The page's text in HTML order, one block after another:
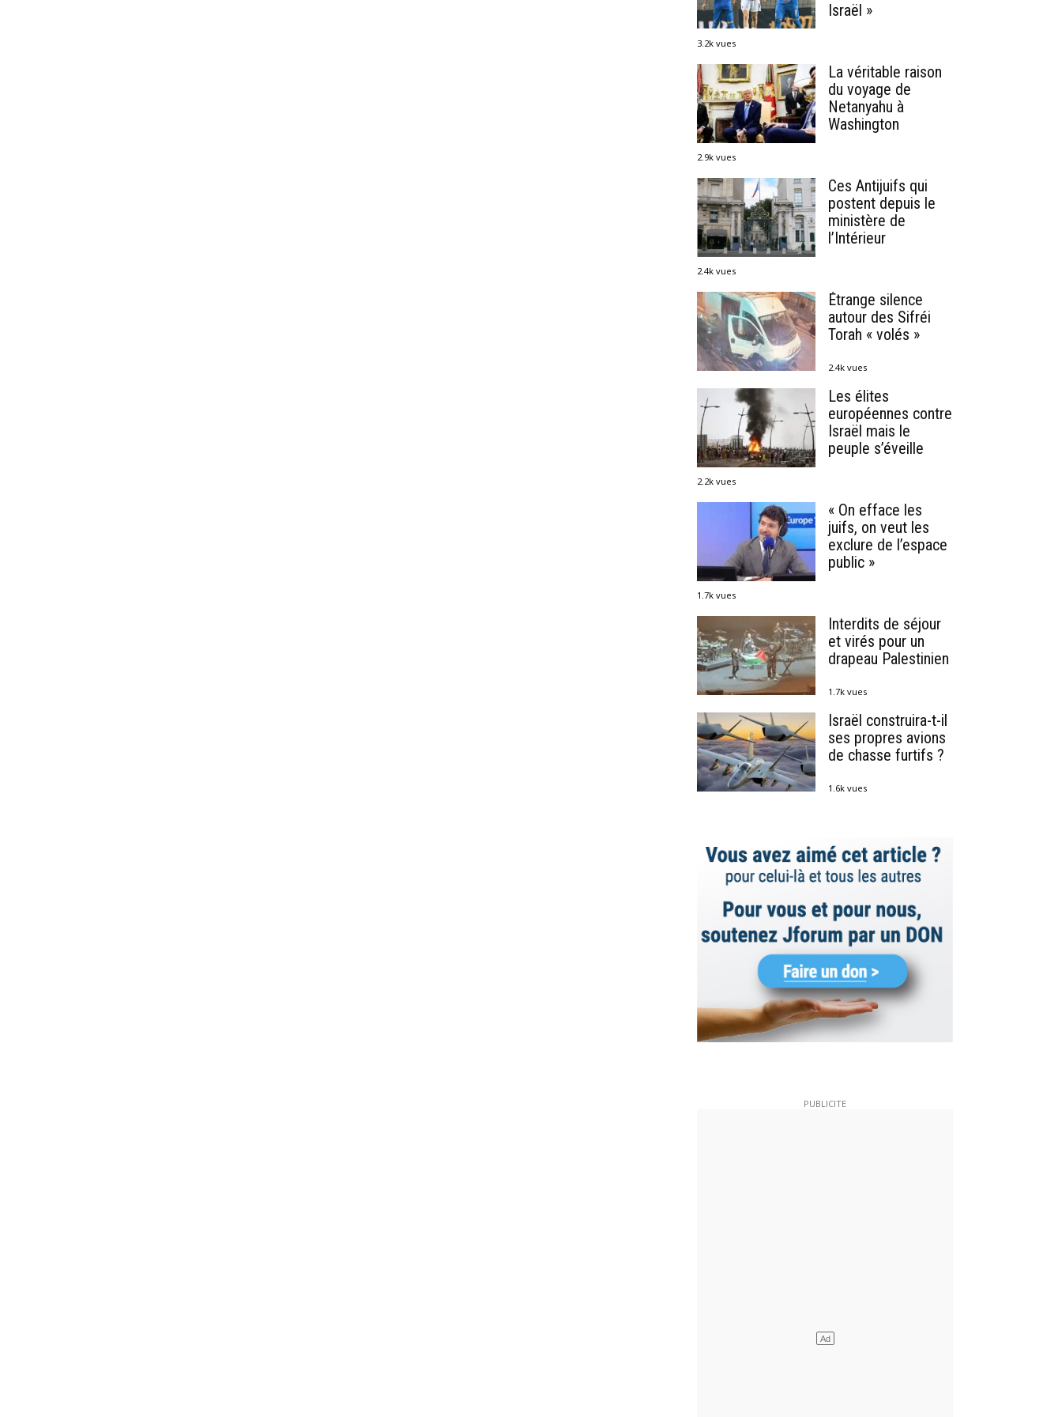
Israël »
3.2k vues
La véritable raison
du voyage de
Netanyahu à
Washington
2.9k vues
Ces Antijuifs qui
postent depuis le
ministère de
l’Intérieur
2.4k vues
Étrange silence
autour des Sifréi
Torah « volés »
2.4k vues
Les élites
européennes contre
Israël mais le
peuple s’éveille
2.2k vues
« On efface les
juifs, on veut les
exclure de l’espace
public »
1.7k vues
Interdits de séjour
et virés pour un
drapeau Palestinien
1.7k vues
Israël construira-t-il
ses propres avions
de chasse furtifs ?
1.6k vues